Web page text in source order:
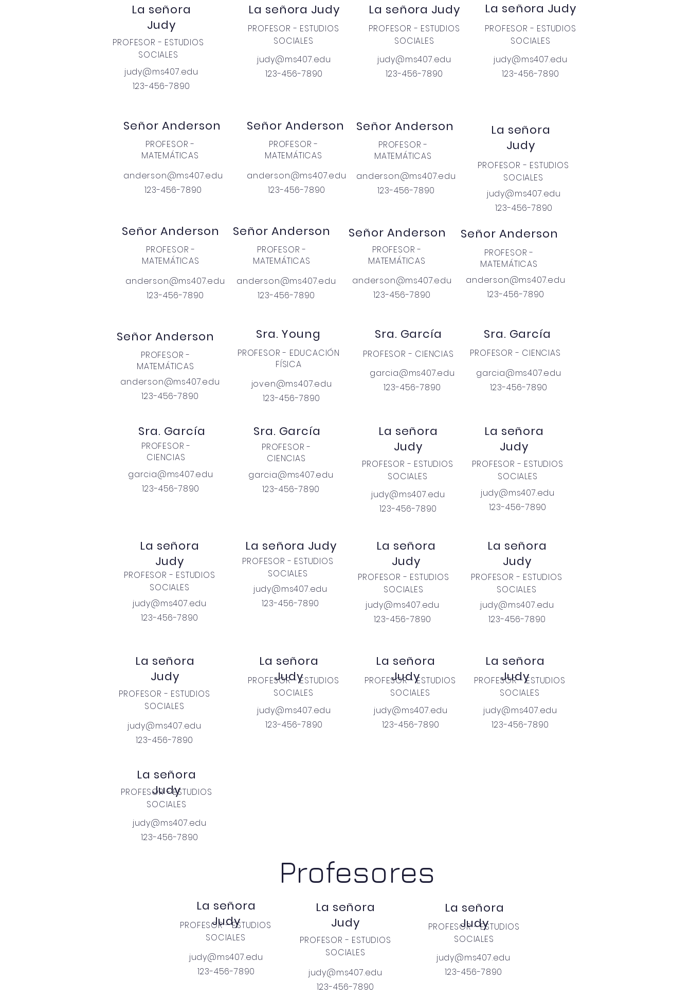
La señora
Judy
PROFESOR - ESTUDIOS
SOCIALES
judy@ms407.edu
123-456-7890
La señora Judy
PROFESOR - ESTUDIOS
SOCIALES
judy@ms407.edu
123-456-7890
La señora Judy
PROFESOR - ESTUDIOS
SOCIALES
judy@ms407.edu
123-456-7890
La señora Judy
PROFESOR - ESTUDIOS
SOCIALES
judy@ms407.edu
123-456-7890
Señor Anderson
PROFESOR -
MATEMÁTICAS
anderson@ms407.edu
123-456-7890
Señor Anderson
PROFESOR -
MATEMÁTICAS
anderson@ms407.edu
123-456-7890
La señora
Judy
PROFESOR - ESTUDIOS
SOCIALES
judy@ms407.edu
123-456-7890
Señor Anderson
PROFESOR -
MATEMÁTICAS
anderson@ms407.edu
123-456-7890
Señor Anderson
PROFESOR -
MATEMÁTICAS
anderson@ms407.edu
123-456-7890
Señor Anderson
PROFESOR -
MATEMÁTICAS
anderson@ms407.edu
123-456-7890
Señor Anderson
PROFESOR -
MATEMÁTICAS
anderson@ms407.edu
123-456-7890
Señor Anderson
PROFESOR -
MATEMÁTICAS
anderson@ms407.edu
123-456-7890
Señor Anderson
PROFESOR -
MATEMÁTICAS
anderson@ms407.edu
123-456-7890
Sra. Young
PROFESOR - EDUCACIÓN
FÍSICA
joven@ms407.edu
123-456-7890
Sra. García
PROFESOR - CIENCIAS
garcia@ms407.edu
123-456-7890
Sra. García
PROFESOR - CIENCIAS
garcia@ms407.edu
123-456-7890
Sra. García
PROFESOR -
CIENCIAS
garcia@ms407.edu
123-456-7890
Sra. García
PROFESOR -
CIENCIAS
garcia@ms407.edu
123-456-7890
La señora
Judy
PROFESOR - ESTUDIOS
SOCIALES
judy@ms407.edu
123-456-7890
La señora
Judy
PROFESOR - ESTUDIOS
SOCIALES
judy@ms407.edu
123-456-7890
La señora
Judy
PROFESOR - ESTUDIOS
SOCIALES
judy@ms407.edu
123-456-7890
La señora Judy
PROFESOR - ESTUDIOS
SOCIALES
judy@ms407.edu
123-456-7890
La señora
Judy
PROFESOR - ESTUDIOS
SOCIALES
judy@ms407.edu
123-456-7890
La señora
Judy
PROFESOR - ESTUDIOS
SOCIALES
judy@ms407.edu
123-456-7890
La señora
Judy
PROFESOR - ESTUDIOS
SOCIALES
judy@ms407.edu
123-456-7890
La señora
Judy
PROFESOR - ESTUDIOS
SOCIALES
judy@ms407.edu
123-456-7890
La señora
Judy
PROFESOR - ESTUDIOS
SOCIALES
judy@ms407.edu
123-456-7890
La señora
Judy
PROFESOR - ESTUDIOS
SOCIALES
judy@ms407.edu
123-456-7890
PROFESOR - ESTUDIOS
SOCIALES
La señora
Judy
judy@ms407.edu
123-456-7890
Profesores
La señora
Judy
PROFESOR - ESTUDIOS
SOCIALES
judy@ms407.edu
123-456-7890
La señora
Judy
PROFESOR - ESTUDIOS
SOCIALES
judy@ms407.edu
123-456-7890
La señora
Judy
PROFESOR - ESTUDIOS
SOCIALES
judy@ms407.edu
123-456-7890